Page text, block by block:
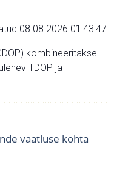
08.08.2026 01:43:47
kombineeritakse
TDOP ja
vaatluse kohta